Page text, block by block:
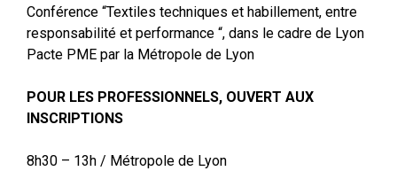
Conférence “Textiles techniques et habillement, entre
responsabilité et performance “, dans le cadre de Lyon
Pacte PME par la Métropole de Lyon
POUR LES PROFESSIONNELS, OUVERT AUX
INSCRIPTIONS
8h30 – 13h / Métropole de Lyon